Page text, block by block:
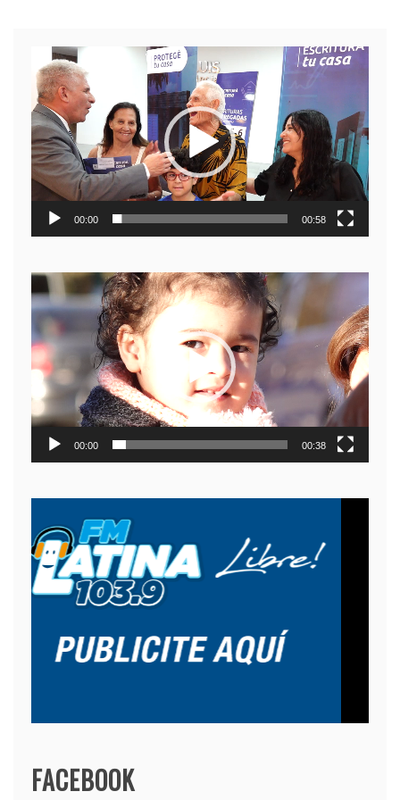
Reproductor
de
video
00:00 00:58
Reproductor
de
video
00:00 00:38
FACEBOOK